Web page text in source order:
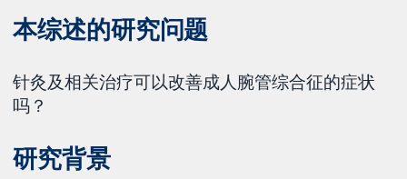
本综述的研究问题
针灸及相关治疗可以改善成人腕管综合征的症状
吗？
研究背景